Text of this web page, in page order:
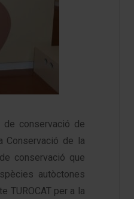
de conservació de
Conservació de la
conservació que
autòctones
TUROCAT per a la